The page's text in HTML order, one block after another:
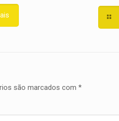
são marcados com*